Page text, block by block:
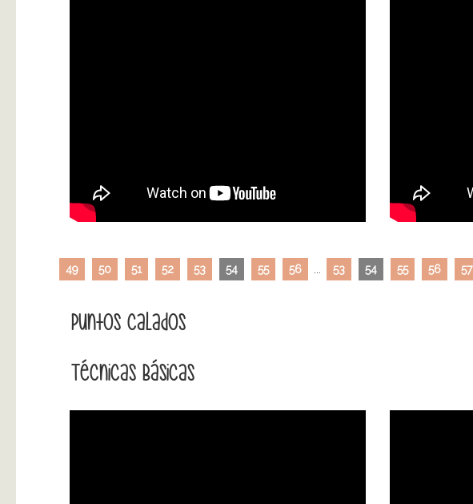
49 50 51 52 53 54 55 56 53 54 55 56 57
Puntos Calados
Técnicas Básicas